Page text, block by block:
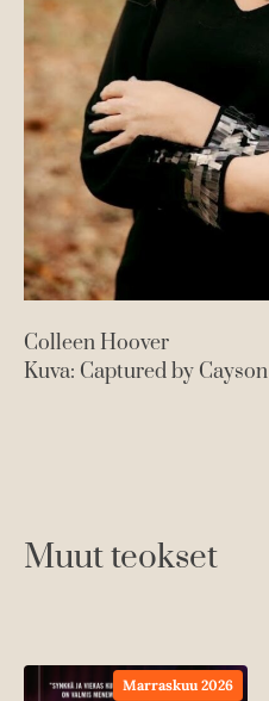
Colleen Hoover
Kuva: Captured by Cayson
Muut teokset
Marraskuu 2026